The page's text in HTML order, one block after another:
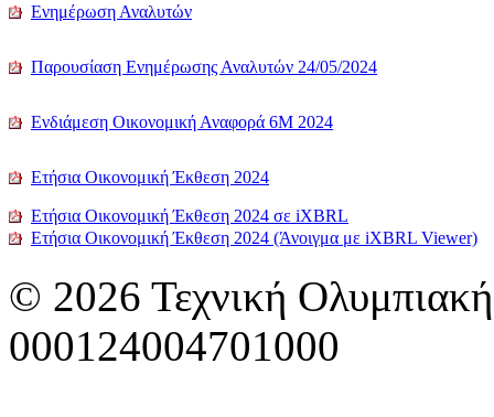
Ενημέρωση Αναλυτών
Παρουσίαση Ενημέρωσης Αναλυτών 24/05/2024
Ενδιάμεση Οικονομική Αναφορά 6Μ 2024
Ετήσια Οικονομική Έκθεση 2024
Ετήσια Οικονομική Έκθεση 2024 σε iXBRL
Ετήσια Οικονομική Έκθεση 2024 (Άνοιγμα με iXBRL Viewer)
© 2026 Τεχνική
000124004701000